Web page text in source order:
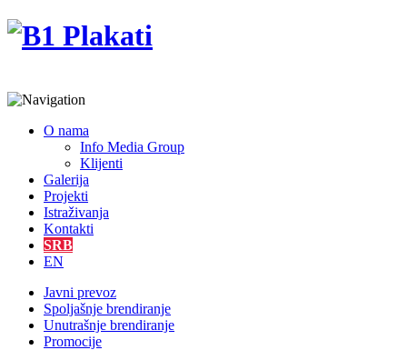
O nama
Info Media Group
Klijenti
Galerija
Projekti
Istraživanja
Kontakti
SRB
EN
Javni prevoz
Spoljašnje brendiranje
Unutrašnje brendiranje
Promocije